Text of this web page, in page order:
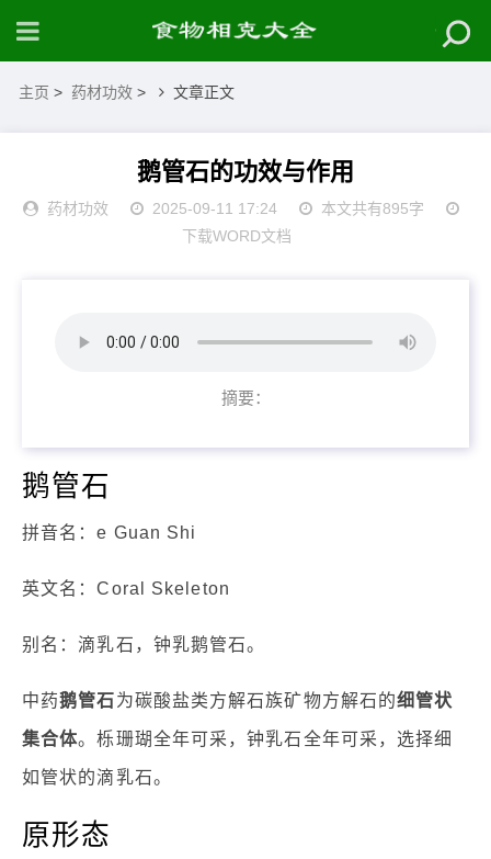
主页 > 药材功效 > 文章正文
鹅管石的功效与作用
药材功效 2025-09-11 17:24
本文共有895字
下载WORD文档
摘要：
鹅管石
拼音名：e Guan Shi
英文名：Coral Skeleton
别名：滴乳石，钟乳鹅管石。
中药鹅管石为碳酸盐类方解石族矿物方解石的细管状
集合体。栎珊瑚全年可采，钟乳石全年可采，选择细
如管状的滴乳石。
原形态